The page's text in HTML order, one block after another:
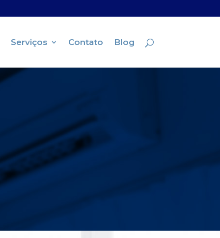
Serviços Contato Blog